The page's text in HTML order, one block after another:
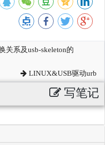
关系及usb-skeleton的
LINUX&USB驱动urb
写笔记